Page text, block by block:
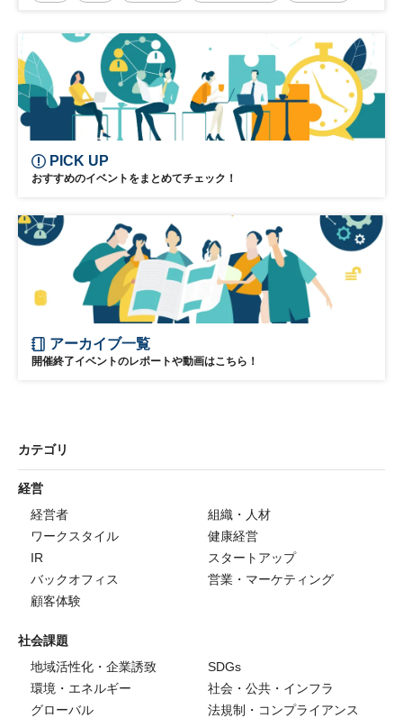
土日祝開催
PICK UP
おすすめのイベントをまとめてチェック！
アーカイブ一覧
開催終了イベントのレポートや動画はこちら！
カテゴリ
経営
経営者
組織・人材
ワークスタイル
健康経営
IR
スタートアップ
バックオフィス
営業・マーケティング
顧客体験
社会課題
地域活性化・企業誘致
SDGs
環境・エネルギー
社会・公共・インフラ
グローバル
法規制・コンプライアンス